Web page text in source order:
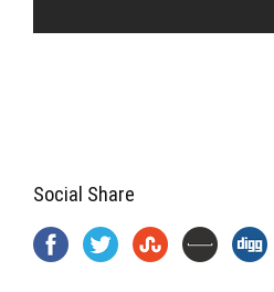
Social Share